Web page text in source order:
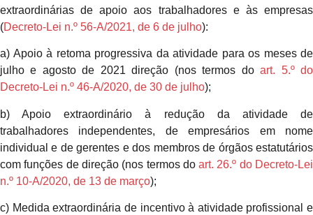
extraordinárias de apoio aos trabalhadores e às empresas
(Decreto-Lei n.º 56-A/2021, de 6 de julho):
a) Apoio à retoma progressiva da atividade para os meses de
julho e agosto de 2021 direção (nos termos doart. 5.º do
Decreto-Lei n.º 46-A/2020, de 30 de julho);
b) Apoio extraordinário à redução da atividade de
trabalhadores independentes, de empresários em nome
individual e de gerentes e dos membros de órgãos estatutários
com funções de direção (nos termos doart. 26.º do Decreto-Lei
n.º 10-A/2020, de 13 de março);
c) Medida extraordinária de incentivo à atividade profissional e